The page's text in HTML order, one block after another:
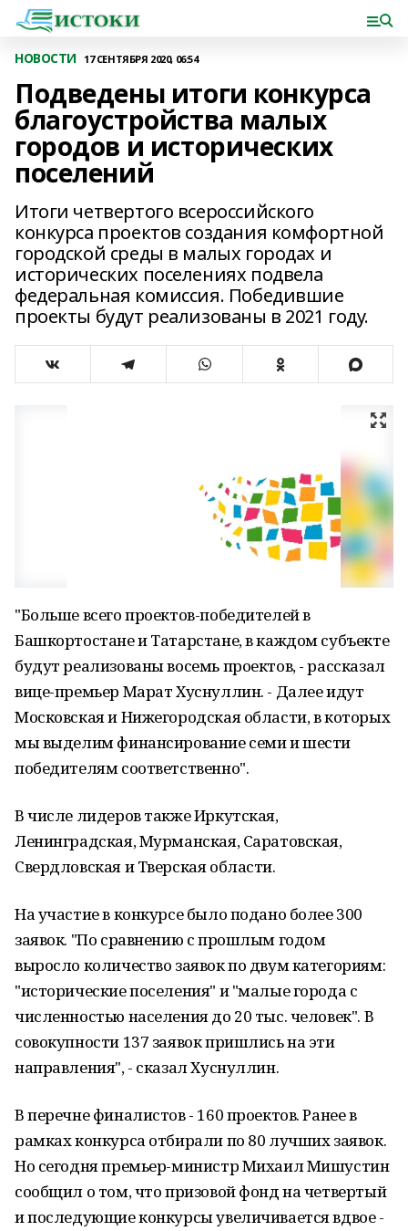
НОВОСТИ 17 СЕНТЯБРЯ 2020, 06:54
Подведены итоги конкурса
благоустройства малых
городов и исторических
поселений
Итоги четвертого всероссийского
конкурса проектов создания комфортной
городской среды в малых городах и
исторических поселениях подвела
федеральная комиссия. Победившие
проекты будут реализованы в 2021 году.
"Больше всего проектов-победителей в
Башкортостане и Татарстане, в каждом субъекте
будут реализованы восемь проектов, - рассказал
вице-премьер Марат Хуснуллин. - Далее идут
Московская и Нижегородская области, в которых
мы выделим финансирование семи и шести
победителям соответственно".
В числе лидеров также Иркутская,
Ленинградская, Мурманская, Саратовская,
Свердловская и Тверская области.
На участие в конкурсе было подано более 300
заявок. "По сравнению с прошлым годом
выросло количество заявок по двум категориям:
"исторические поселения" и "малые города с
численностью населения до 20 тыс. человек". В
совокупности 137 заявок пришлись на эти
направления", - сказал Хуснуллин.
В перечне финалистов - 160 проектов. Ранее в
рамках конкурса отбирали по 80 лучших заявок.
Но сегодня премьер-министр Михаил Мишустин
сообщил о том, что призовой фонд на четвертый
и последующие конкурсы увеличивается вдвое -